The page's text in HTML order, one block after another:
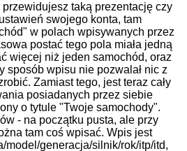
taką prezentację czy
swojego konta, tam
w polach wpisywanych przez
postać tego pola miała jedną
więcej niż jeden samochód, oraz
sposób wpisu nie pozwalał nic z
Zamiast tego, jest teraz cały
posiadanych przez siebie
o tytule "Twoje samochody".
- na początku pusta, ale przy
tam coś wpisać. Wpis jest
model/generacja/silnik/rok/itp/itd,